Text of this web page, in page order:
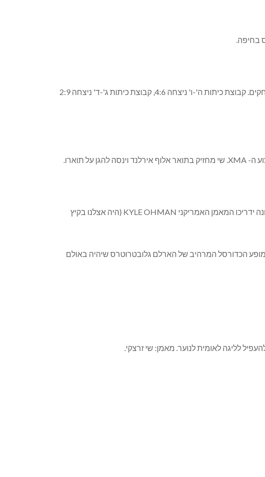
בחיפה.
* קבוצות הכדורגל שלנו התארחו במפגש ידידותי עם ילדי בית ספר לכדורגל בשלומי. הקבוצות שלנו ניצחו בכל המשחקים. קבוצת כיתות ה'-ו' ניצחה 4:6, קבוצת כיתות ג'-ד' ניצחה 2:9
ה- XMA. שי מחזיק בתואר אלוף אירלנד וינסה להגן על תוארו.
KYLE OHMAN (היה אצלנו בקיץ
למופע הכדורסל המרהיב של הארלם גלובטרוטרס שיהיה באולם